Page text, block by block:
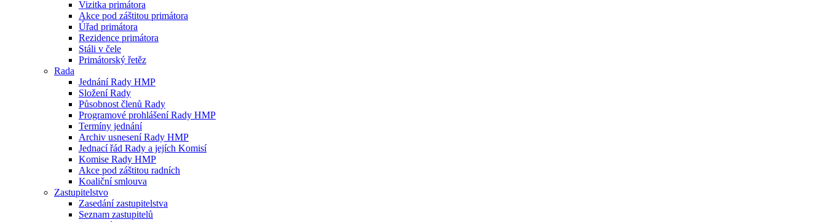
Vizitka primátora
Akce pod záštitou primátora
Úřad primátora
Rezidence primátora
Stáli v čele
Primátorský řetěz
Rada
Jednání Rady HMP
Složení Rady
Působnost členů Rady
Programové prohlášení Rady HMP
Termíny jednání
Archiv usnesení Rady HMP
Jednací řád Rady a jejích Komisí
Komise Rady HMP
Akce pod záštitou radních
Koaliční smlouva
Zastupitelstvo
Zasedání zastupitelstva
Seznam zastupitelů